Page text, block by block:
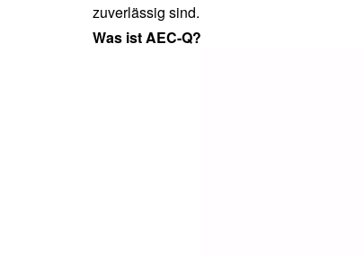
zuverlässig sind.
Was ist AEC-Q?